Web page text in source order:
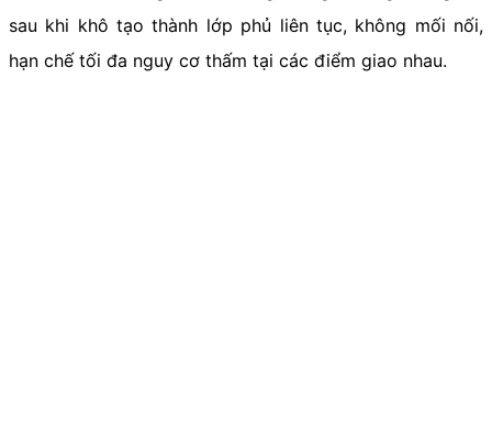
sau khi khô tạo thành lớp phủ liên tục, không mối nối,
hạn chế tối đa nguy cơ thấm tại các điểm giao nhau.